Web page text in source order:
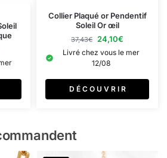
Collier Plaqué or Pendentif
Soleil Or œil
37,43€ 24,10€
Livré chez vous le mer
12/08
D É C O U V R I R